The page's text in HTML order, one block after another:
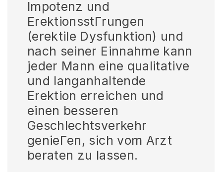
Impotenz und
ErektionsstГrungen
(erektile Dysfunktion) und
nach seiner Einnahme kann
jeder Mann eine qualitative
und langanhaltende
Erektion erreichen und
einen besseren
Geschlechtsverkehr
genieГen, sich vom Arzt
beraten zu lassen.